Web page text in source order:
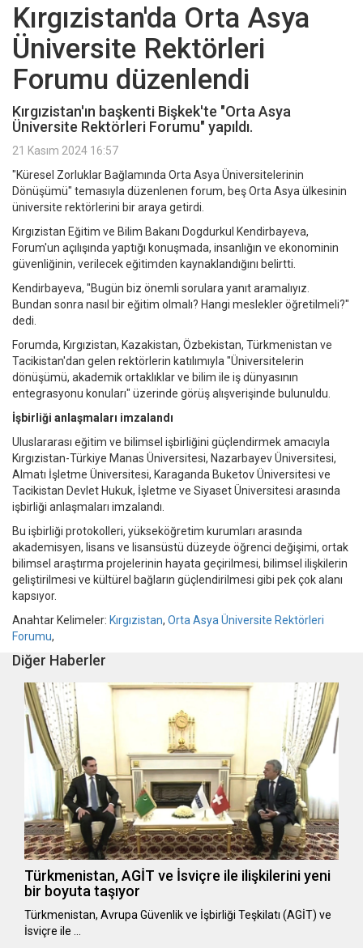
Kırgızistan'da Orta Asya
Üniversite Rektörleri
Forumu düzenlendi
Kırgızistan'ın başkenti Bişkek'te "Orta Asya
Üniversite Rektörleri Forumu" yapıldı.
21 Kasım 2024 16:57
"Küresel Zorluklar Bağlamında Orta Asya Üniversitelerinin
Dönüşümü" temasıyla düzenlenen forum, beş Orta Asya ülkesinin
üniversite rektörlerini bir araya getirdi.
Kırgızistan Eğitim ve Bilim Bakanı Dogdurkul Kendirbayeva,
Forum'un açılışında yaptığı konuşmada, insanlığın ve ekonominin
güvenliğinin, verilecek eğitimden kaynaklandığını belirtti.
Kendirbayeva, "Bugün biz önemli sorulara yanıt aramalıyız.
Bundan sonra nasıl bir eğitim olmalı? Hangi meslekler öğretilmeli?"
dedi.
Forumda, Kırgızistan, Kazakistan, Özbekistan, Türkmenistan ve
Tacikistan'dan gelen rektörlerin katılımıyla "Üniversitelerin
dönüşümü, akademik ortaklıklar ve bilim ile iş dünyasının
entegrasyonu konuları" üzerinde görüş alışverişinde bulunuldu.
İşbirliği anlaşmaları imzalandı
Uluslararası eğitim ve bilimsel işbirliğini güçlendirmek amacıyla
Kırgızistan-Türkiye Manas Üniversitesi, Nazarbayev Üniversitesi,
Almatı İşletme Üniversitesi, Karaganda Buketov Üniversitesi ve
Tacikistan Devlet Hukuk, İşletme ve Siyaset Üniversitesi arasında
işbirliği anlaşmaları imzalandı.
Bu işbirliği protokolleri, yükseköğretim kurumları arasında
akademisyen, lisans ve lisansüstü düzeyde öğrenci değişimi, ortak
bilimsel araştırma projelerinin hayata geçirilmesi, bilimsel ilişkilerin
geliştirilmesi ve kültürel bağların güçlendirilmesi gibi pek çok alanı
kapsıyor.
Anahtar Kelimeler: Kırgızistan, Orta Asya Üniversite Rektörleri
Forumu,
Diğer Haberler
Türkmenistan, AGİT ve İsviçre ile ilişkilerini yeni
bir boyuta taşıyor
Türkmenistan, Avrupa Güvenlik ve İşbirliği Teşkilatı (AGİT) ve
İsviçre ile …